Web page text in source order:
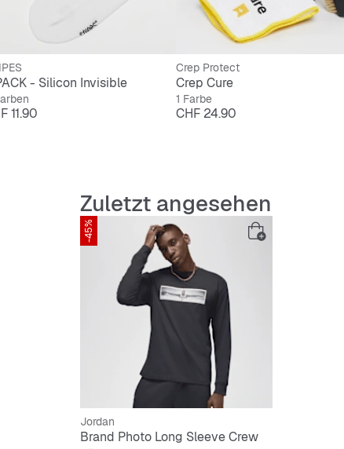
- Silicon Invisible
11.90
Crep Protect
Crep Cure
1 Farbe
Preis
CHF 24.90
Zuletzt angesehen
-45%
Jordan
Brand Photo Long Sleeve Crew